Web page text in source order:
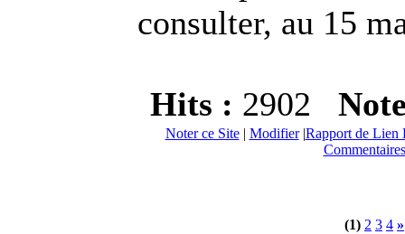
consulter, au 15
Hits : 2902
Noter ce Site| Modifier|Rapport de Lien
(1) 2 3 4 »